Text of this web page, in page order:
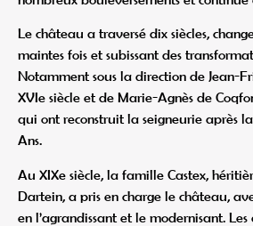
Le château a traversé dix siècles,
maintes fois et subissant des
Notamment sous la direction de Jean-
XVIe siècle et de Marie-Agnès de
qui ont reconstruit la seigneurie après
Ans.
Au XIXe siècle, la famille Castex,
Dartein, a pris en charge le château,
en l’agrandissant et le modernisant.